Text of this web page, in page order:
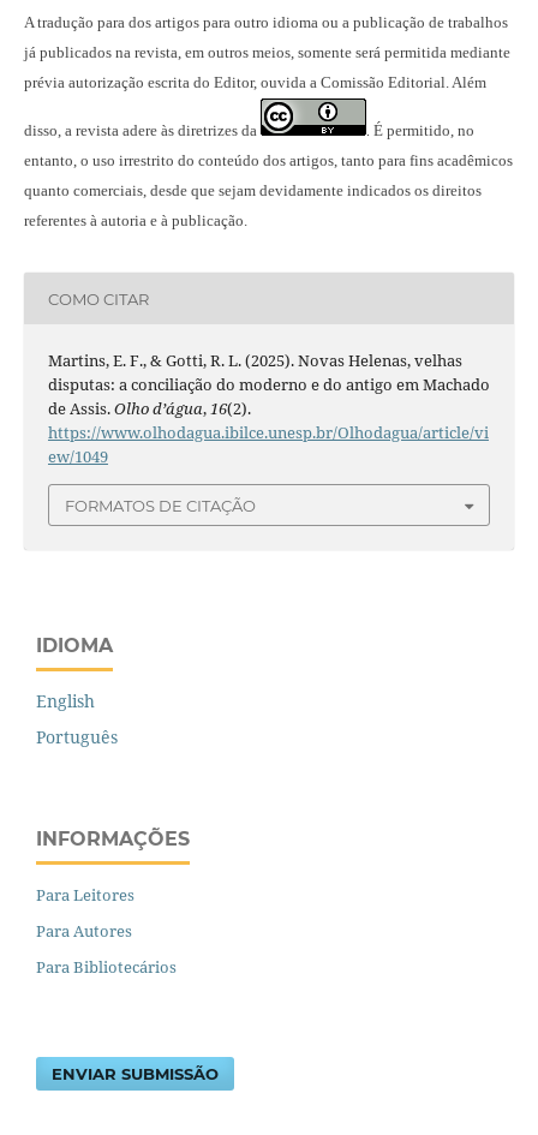
A tradução para dos artigos para outro idioma ou a publicação de trabalhos
já publicados na revista, em outros meios, somente será permitida mediante
prévia autorização escrita do Editor, ouvida a Comissão Editorial. Além
disso, a revista adere às diretrizes da . É permitido, no
entanto, o uso irrestrito do conteúdo dos artigos, tanto para fins acadêmicos
quanto comerciais, desde que sejam devidamente indicados os direitos
referentes à autoria e à publicação.
COMO CITAR
Martins, E. F., & Gotti, R. L. (2025). Novas Helenas, velhas
disputas: a conciliação do moderno e do antigo em Machado
de Assis.Olho d’água,16(2).
https://www.olhodagua.ibilce.unesp.br/Olhodagua/article/vi
ew/1049
FORMATOS DE CITAÇÃO
IDIOMA
English
Português
INFORMAÇÕES
Para Leitores
Para Autores
Para Bibliotecários
ENVIAR SUBMISSÃO